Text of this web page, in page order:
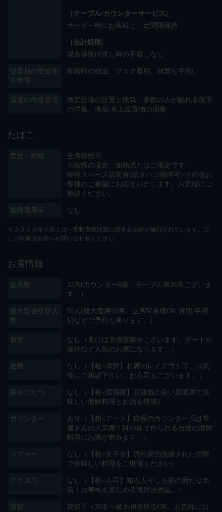
[テーブル/カウンターサービス]
オーダー時にお客様と一定間隔保持
[会計処理]
現金等受け渡し時の手渡しなし
従業員の安全衛
生管理
勤務時の検温 マスク着用 頻繁な手洗い
店舗の衛生管理 換気設備の設置と換気
多数の人が触れる箇所
の消毒
備品/卓上設置物の消毒
たばこ
禁煙・喫煙
全席喫煙可
※喫煙の場合、加熱式たばこ限定です。
喫煙スペース店前有(紙タバコ喫煙可)/その他お
客様のご要望にお応えいたします。お気軽にご
相談ください。
喫煙専用室 なし
※２０２０年４月１日～受動喫煙対策に関する法律が施行されています。正
しい情報はお店へお問い合わせください。
お席情報
総席数
32席(カウンター6席、テーブル席26席ございま
す。)
最大宴会収容人
数
50人(最大着席40席。立席50名様OK 貸切/半貸
切などご予約も承ります。)
個室
なし（奥には半個室席がございます。デートや
接待など人気のお席になります。）
座敷
なし（【柏×海鮮】お席のレイアウト等、お気
軽にご相談下さい。お寿司もございます。）
掘りごたつ
なし（【柏×居酒屋】雰囲気の良い居酒屋で美
味しい海鮮料理とお酒を堪能）
カウンター
あり（【柏×デート】自慢のカウンター席は常
連さんの人気席！目の前で作られる自慢の海鮮
料理にお酒が進みます。）
ソファー
なし（【柏×女子会】隠れ家的洗練された空間
で美味しい料理をご堪能ください）
テラス席
なし（【柏×寿司】知る人ぞしる柏の新たな名
店！お寿司も楽しめる海鮮居酒屋。）
貸切
貸切可（20名～最大40名様迄OK。お気軽にお